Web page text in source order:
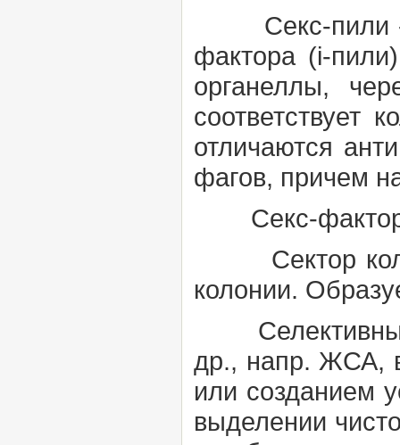
Секс-пили
фактора (i-
органеллы,
соответствует
отличаются
фагов, причем
Секс-
Сектор
колонии.
др., напр. ЖСА,
или созданием
выделении